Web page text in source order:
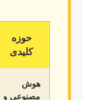
حوزه
کلیدی
هوش
مصنوعی و